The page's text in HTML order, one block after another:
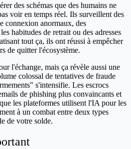
des schémas que des humains ne
voir en temps réel. Ils surveillent des
connexion anormaux, des
habitudes de retrait ou des adresses
tout ça, ils ont réussi à empêcher
de quitter l'écosystème.
l'échange, mais ça révèle aussi une
colossal de tentatives de fraude
s'intensifie. Les escrocs
de phishing plus convaincants et
les plateformes utilisent l'IA pour les
à un combat entre deux types
de votre solde.